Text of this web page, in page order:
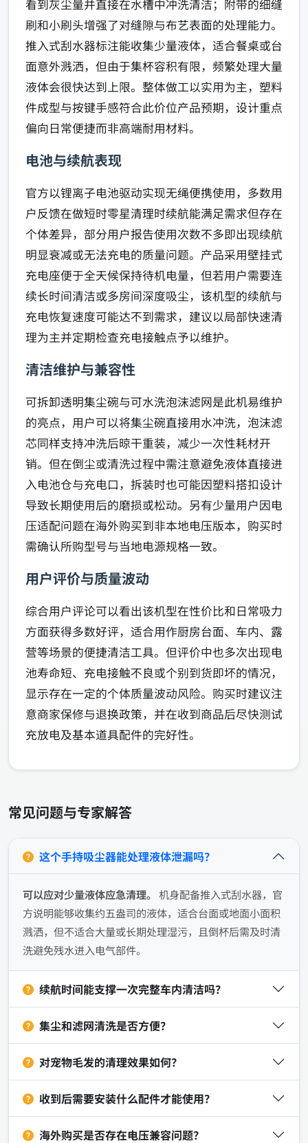
看到灰尘量并直接在水槽中冲洗清洁；附带的细缝
刷和小刷头增强了对缝隙与布艺表面的处理能力。
推入式刮水器标注能收集少量液体，适合餐桌或台
面意外溅洒，但由于集杯容积有限，频繁处理大量
液体会很快达到上限。整体做工以实用为主，塑料
件成型与按键手感符合此价位产品预期，设计重点
偏向日常便捷而非高端耐用材料。
电池与续航表现
官方以锂离子电池驱动实现无绳便携使用，多数用
户反馈在做短时零星清理时续航能满足需求但存在
个体差异，部分用户报告使用次数不多即出现续航
明显衰减或无法充电的质量问题。产品采用壁挂式
充电座便于全天候保持待机电量，但若用户需要连
续长时间清洁或多房间深度吸尘，该机型的续航与
充电恢复速度可能达不到需求，建议以局部快速清
理为主并定期检查充电接触点予以维护。
清洁维护与兼容性
可拆卸透明集尘碗与可水洗泡沫滤网是此机易维护
的亮点，用户可以将集尘碗直接用水冲洗，泡沫滤
芯同样支持冲洗后晾干重装，减少一次性耗材开
销。但在倒尘或清洗过程中需注意避免液体直接进
入电池仓与充电口，拆装时也可能因塑料搭扣设计
导致长期使用后的磨损或松动。另有少量用户因电
压适配问题在海外购买到非本地电压版本，购买时
需确认所购型号与当地电源规格一致。
用户评价与质量波动
综合用户评论可以看出该机型在性价比和日常吸力
方面获得多数好评，适合用作厨房台面、车内、露
营等场景的便捷清洁工具。但评价中也多次出现电
池寿命短、充电接触不良或个别到货即坏的情况，
显示存在一定的个体质量波动风险。购买时建议注
意商家保修与退换政策，并在收到商品后尽快测试
充放电及基本道具配件的完好性。
常见问题与专家解答
这个手持吸尘器能处理液体泄漏吗？
可以应对少量液体应急清理。 机身配备推入式刮水器，官
方说明能够收集约五盎司的液体，适合台面或地面小面积
溅洒，但不适合大量或长期处理湿污，且倒杯后需及时清
洗避免残水进入电气部件。
续航时间能支撑一次完整车内清洁吗？
集尘和滤网清洗是否方便？
对宠物毛发的清理效果如何？
收到后需要安装什么配件才能使用？
海外购买是否存在电压兼容问题？